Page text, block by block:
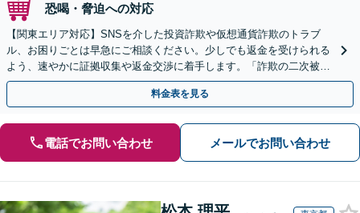
恐喝・脅迫への対応
【関東エリア対応】SNSを介した投資詐欺や仮想通貨詐欺のトラブ
ル、お困りごとは早急にご相談ください。少しでも返金を受けられる
よう、速やかに証拠収集や返金交渉に着手します。「詐欺の二次被
害」のご相談も対応します【初回相談無料】【Web相談可】
料金表を見る
電話でお問い合わせ メールでお問い合わせ